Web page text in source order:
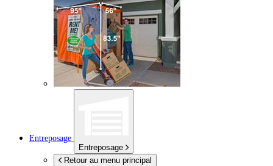
Entreposage
Entreposage
Retour au menu principal